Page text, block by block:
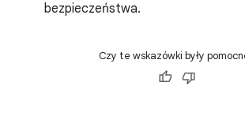
bezpieczeństwa.
Czy te wskazówki były